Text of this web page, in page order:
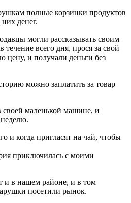
полные корзинки продуктов
денег.
могли рассказывать своим
всего дня, прося за свой
цену, и получали деньги без
можно заплатить за товар
маленькой машине, и
и когда пригласят на чай, чтобы
приключилась с моими
и в нашем районе, и в том
посетили рынок.